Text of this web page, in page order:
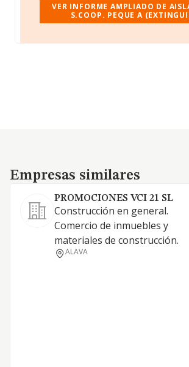
VER INFORME AMPLIADO DE
S.COOP. PEQUE A
Empresas similares
Empresas similares
PROMOCIONES VCI 21 SL
Construcción en general.
Comercio de inmuebles y
materiales de construcción.
ALAVA